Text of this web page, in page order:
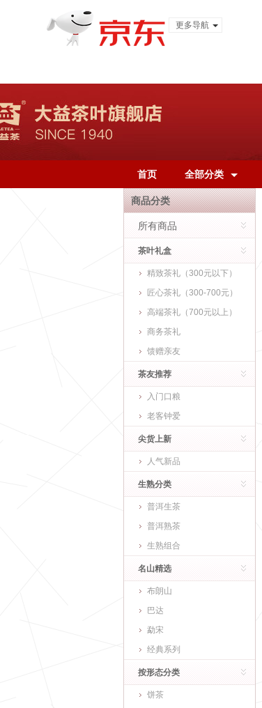
更多导航
首页 全部分类
商品分类
所有商品
茶叶礼盒
精致茶礼（300元以下）
匠心茶礼（300-700元）
高端茶礼（700元以上）
商务茶礼
馈赠亲友
茶友推荐
入门口粮
老客钟爱
尖货上新
人气新品
生熟分类
普洱生茶
普洱熟茶
生熟组合
名山精选
布朗山
巴达
勐宋
经典系列
按形态分类
饼茶